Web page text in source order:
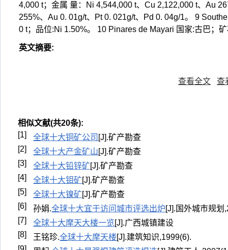
4,000 t；金属 量：Ni 4,544,000 t、Cu 2,122,000 t、Au
255%、Au 0. 01g/t、Pt 0. 021g/t、Pd 0. 04g/1。 9
0 t；品位:Ni 1.50%。 10 Pinares de Mayari 国家:古巴；
英文摘要:
查看全文 查
相似文献(共20条):
[1]
全球十大铜矿公司 [J].矿产勘查
[2]
全球十大产金矿山[J].矿产勘查
[3]
全球十大铅锌矿[J].矿产勘查
[4]
全球十大钼矿[J].矿产勘查
[5]
全球十大镍矿[J].矿产勘查
[6]
孙娟.全球十大宜于访问城市评选出炉[J].国外城市规划
[7]
全球十大摩天大楼一览[J].广西城镇建设
[8]
王铭珍.全球十大摩天楼[J].建筑知识,1999(6).